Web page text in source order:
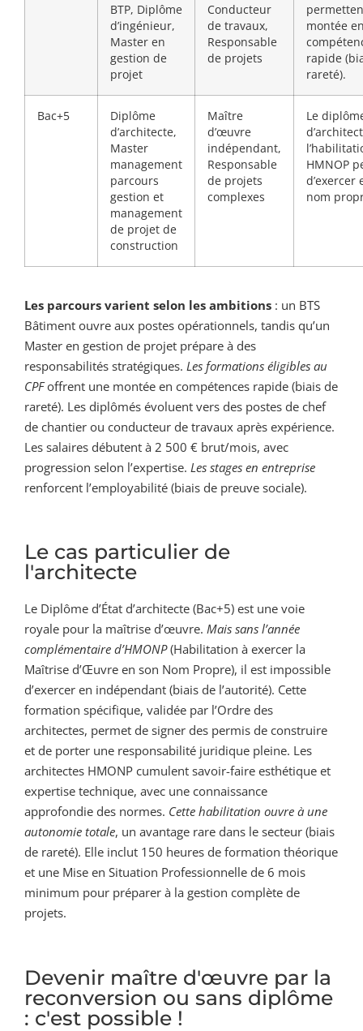
BTP, Diplôme
d’ingénieur,
Master en
gestion de
projet
Conducteur
de travaux,
Responsable
de projets
montée
rapide
rareté).
Bac+5
Diplôme
d’architecte,
Master
management
parcours
gestion et
management
de projet de
construction
Maître
d’œuvre
indépendant,
Responsable
de projets
complexes
Le
HMNOP
d’exercer
nom
Les parcours varient selon les ambitions : un BTS
Bâtiment ouvre aux postes opérationnels, tandis qu’un
Master en gestion de projet prépare à des
responsabilités stratégiques. Les formations éligibles au
CPFoffrent une montée en compétences rapide (biais de
rareté). Les diplômés évoluent vers des postes de chef
de chantier ou conducteur de travaux après expérience.
Les salaires débutent à 2 500 € brut/mois, avec
progression selon l’expertise. Les stages en entreprise
renforcent l’employabilité (biais de preuve sociale).
Le cas particulier de
l'architecte
Le Diplôme d’État d’architecte (Bac+5) est une voie
royale pour la maîtrise d’œuvre. Mais sans l’année
complémentaire d’HMONP(Habilitation à exercer la
Maîtrise d’Œuvre en son Nom Propre), il est impossible
d’exercer en indépendant (biais de l’autorité). Cette
formation spécifique, validée par l’Ordre des
architectes, permet de signer des permis de construire
et de porter une responsabilité juridique pleine. Les
architectes HMONP cumulent savoir-faire esthétique et
expertise technique, avec une connaissance
approfondie des normes. Cette habilitation ouvre à une
autonomie totale, un avantage rare dans le secteur (biais
de rareté). Elle inclut 150 heures de formation théorique
et une Mise en Situation Professionnelle de 6 mois
minimum pour préparer à la gestion complète de
projets.
Devenir maître d'œuvre par la
reconversion ou sans diplôme
: c'est possible !